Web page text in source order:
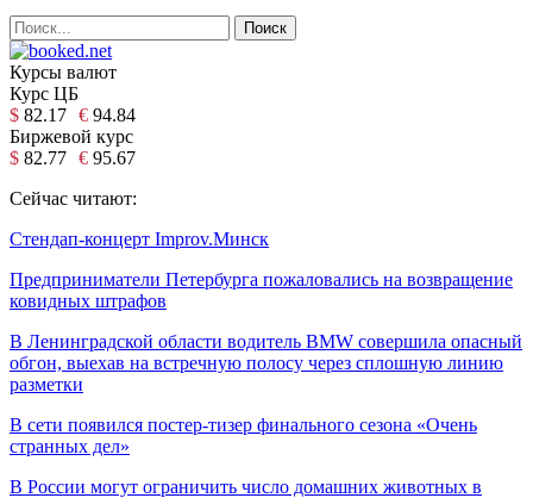
Курсы валют
Курс ЦБ
$ 82.17 € 94.84
Биржевой курс
$ 82.77 € 95.67
Сейчас читают:
Стендап-концерт Improv.Минск
Предприниматели Петербурга пожаловались на возвращение
ковидных штрафов
В Ленинградской области водитель BMW совершила опасный
обгон, выехав на встречную полосу через сплошную линию
разметки
В сети появился постер-тизер финального сезона «Очень
странных дел»
В России могут ограничить число домашних животных в